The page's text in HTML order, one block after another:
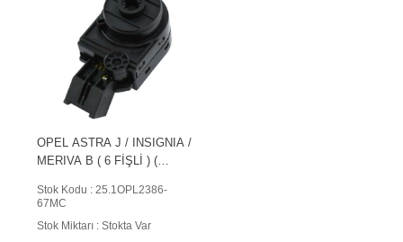
OPEL ASTRA J / INSIGNIA /
MERIVA B ( 6 FİŞLİ ) (
Stok Kodu : 25.1OPL2386-
67MC
Stok Miktarı : Stokta Var